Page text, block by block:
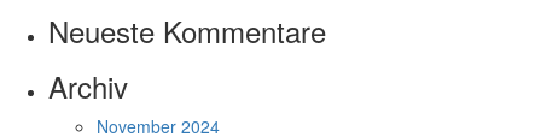
Neueste Kommentare
Archiv
November 2024